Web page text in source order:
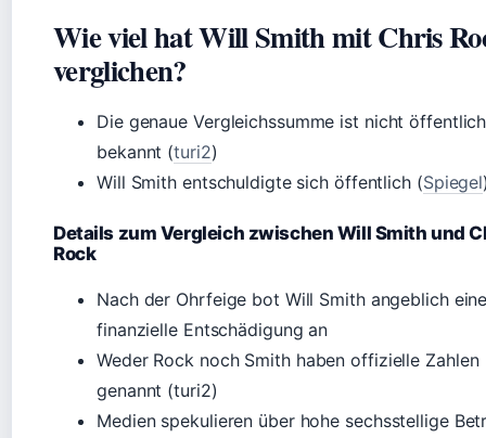
Wie viel hat Will Smith mit Chris
verglichen?
Die genaue Vergleichssumme ist nicht öffentlich
bekannt (turi2)
Will Smith entschuldigte sich öffentlich (Spiegel
Details zum Vergleich zwischen Will Smith und
Rock
Nach der Ohrfeige bot Will Smith angeblich
finanzielle Entschädigung an
Weder Rock noch Smith haben offizielle Zahlen
genannt (turi2)
Medien spekulieren über hohe sechsstellige